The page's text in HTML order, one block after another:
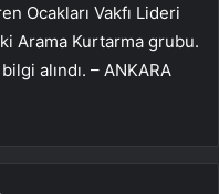
Ocakları Vakfı Lideri
Arama Kurtarma grubu.
alındı. – ANKARA